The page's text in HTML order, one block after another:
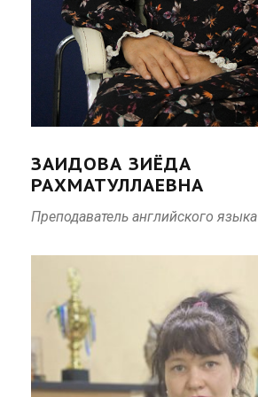
ЗАИДОВА ЗИЁДА
РАХМАТУЛЛАЕВНА
Преподаватель английского языка